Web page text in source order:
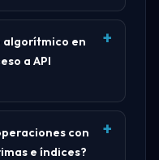
algorítmico en
a API
con
e índices?